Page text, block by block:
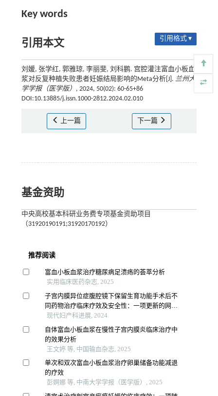
Key words
引用本文 引用格式 ▾
刘媛, 张学红, 郭雅琼, 李丽斐, 刘科鹏. 宫腔灌注富血小板血
浆对反复种植失败患者妊娠结局影响的Meta分析[J]. 兰州大
学学报（医学版） , 2024, 50(02): 60-65+86
DOI:10.13885/j.issn.1000-2812.2024.02.010
上一篇 下一篇
基金资助
中央高校基本科研业务费专项基金资助项目
（31920190191;31920170192）